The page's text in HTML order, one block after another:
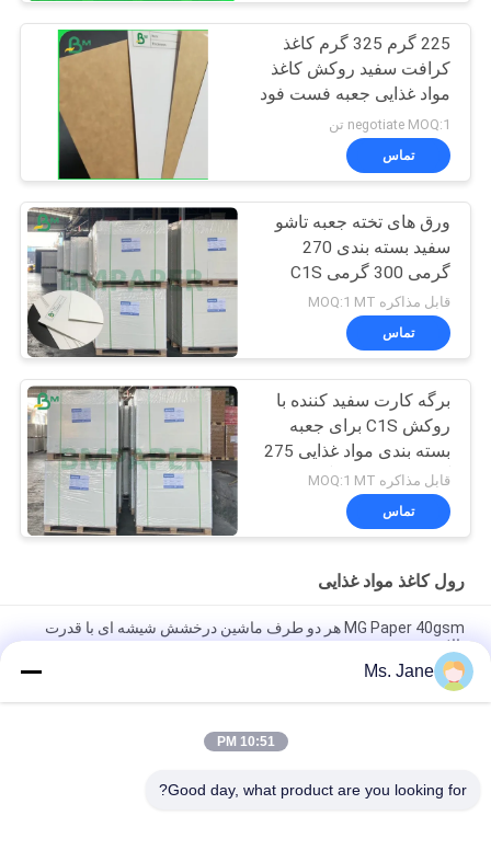
225 گرم 325 گرم کاغذ
کرافت سفید روکش کاغذ
مواد غذایی جعبه فست فود
مواد
negotiate MOQ:1 تن
تماس
ورق های تخته جعبه تاشو
سفید بسته بندی 270
گرمی 300 گرمی C1S
داروی پوشش داده شده
قابل مذاکره MOQ:1 MT
تماس
برگه کارت سفید کننده با
روکش C1S برای جعبه
بسته بندی مواد غذایی 275
گرم در متر 300 گرم در
متر
قابل مذاکره MOQ:1 MT
تماس
رول کاغذ مواد غذایی
MG Paper 40gsm هر دو طرف ماشین درخشش شیشه ای با قدرت
بالا
آجیل و میوه های خشک
BMPAPER ورق چرخدار تنباکو با تنفس بالا ورق چرخدار تنباکو با بافت
Ms. Jane
10:51 PM
Good day, what product are you looking for?